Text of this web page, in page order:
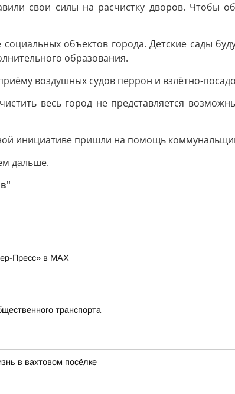
свои силы на расчистку дворов. Чтобы
объектов города. Детские сады
образования.
воздушных судов перрон и взлётно-
весь город не представляется
инициативе пришли на помощь
дальше.
Пресс» в MAX
транспорта
в вахтовом посёлке